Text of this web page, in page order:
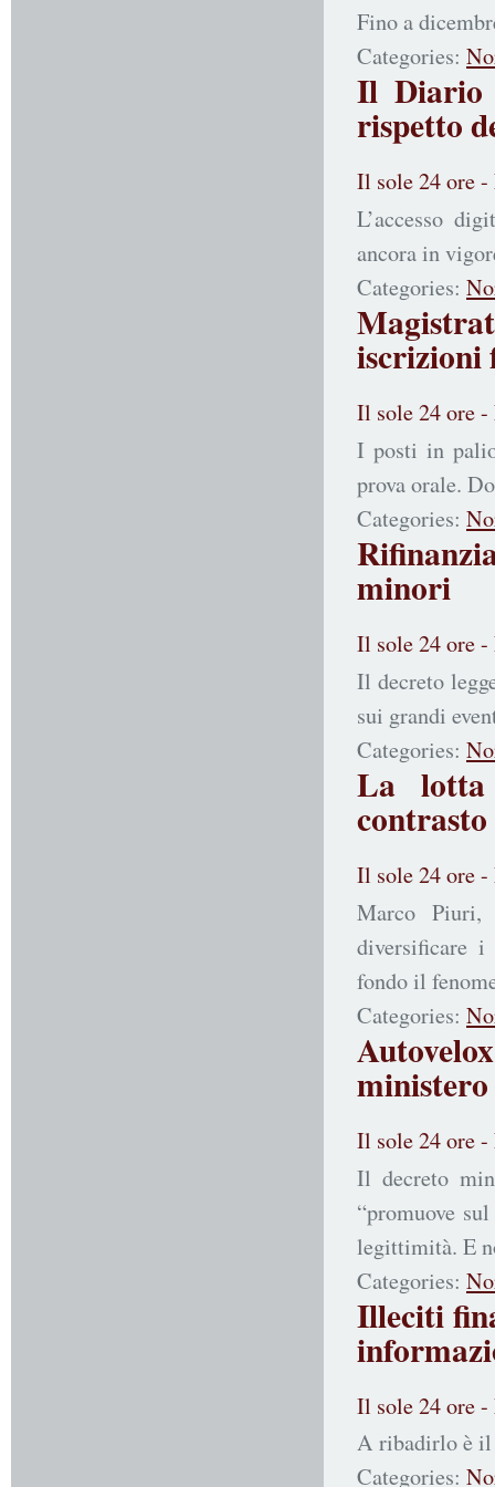
Fino a
Categories:
Il Diario
rispetto
Il sole 24 ore
L’accesso
ancora in
Categories:
iscrizioni
Il sole 24 ore
I posti in
prova orale.
Categories:
minori
Il sole 24 ore
Il decreto
sui grandi
Categories:
La lotta
Il sole 24 ore
Marco Piuri,
diversificare i
fondo il
Categories:
Il sole 24 ore
Il decreto
“promuove
legittimità. E
Categories:
Illeciti
Il sole 24 ore
A ribadirlo è il
Categories: